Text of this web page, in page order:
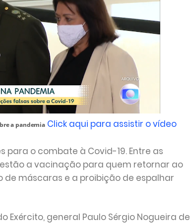
a pandemia Click aqui para assistir o vídeo
para o combate à Covid-19. Entre as
a vacinação para quem retornar ao
máscaras e a proibição de espalhar
general Paulo Sérgio Nogueira de